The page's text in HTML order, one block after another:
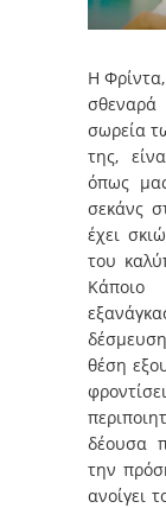
Η
σωρεία
της,
όπως μας
σεκάνς
έχει
του
Κάποιο
δέσμευση
θέση
δέουσα
την
ανοίγει